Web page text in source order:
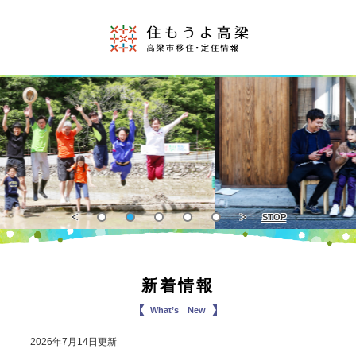
STOP
新着情報
What’s New
2026年7月14日更新